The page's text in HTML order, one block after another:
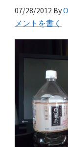
07/28/2012 By
メントを書く